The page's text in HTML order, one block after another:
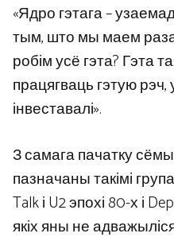
«Ядро гэтага –
тым, што мы маем
робім усё гэта? Гэта
працягваць гэтую
інвеставалі».
З самага пачатку
пазначаны такімі
Talk і U2 эпохі 80-х і
якіх яны не